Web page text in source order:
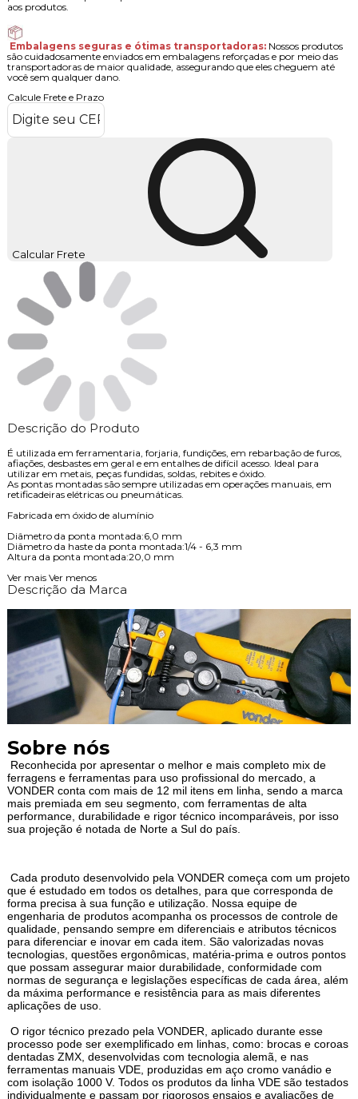
indústria de manutenção, reparo e operação.
Atendimento técnico e especializado: Nossa equipe está
prontamente disponível para esclarecer todas as suas dúvidas relacionadas
aos produtos.
Embalagens seguras e ótimas transportadoras:
são cuidadosamente enviados em embalagens reforçadas e por meio das
transportadoras de maior qualidade, assegurando que eles cheguem até
você sem qualquer dano.
Calcular Frete
Descrição do Produto
É utilizada em ferramentaria, forjaria, fundições, em rebarbação de furos,
afiações, desbastes em geral e em entalhes de difícil acesso. Ideal para
utilizar em metais, peças fundidas, soldas, rebites e óxido.
As pontas montadas são sempre utilizadas em operações manuais, em
retificadeiras elétricas ou pneumáticas.
Fabricada em óxido de alumínio
Diâmetro da ponta montada:6,0 mm
Altura da ponta montada:20,0 mm
Ver menos
Descrição da Marca
Sobre nós
Reconhecida por apresentar o melhor e mais completo mix de
ferragens e ferramentas para uso profissional do mercado, a
performance, durabilidade e rigor técnico incomparáveis, por isso
sua projeção é notada de Norte a Sul do país.
Cada produto desenvolvido pela VONDER começa com um projeto
que é estudado em todos os detalhes, para que corresponda de
forma precisa à sua função e utilização. Nossa equipe de
engenharia de produtos acompanha os processos de controle de
qualidade, pensando sempre em diferenciais e atributos técnicos
para diferenciar e inovar em cada item. São valorizadas novas
tecnologias, questões ergonômicas, matéria-prima e outros pontos
que possam assegurar maior durabilidade, conformidade com
normas de segurança e legislações específicas de cada área, além
da máxima performance e resistência para as mais diferentes
aplicações de uso.
O rigor técnico prezado pela VONDER, aplicado durante esse